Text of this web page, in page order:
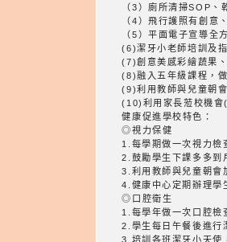
（3）廁所清掃SOP、
（4）飛行護照有創意
（5）平面電子宣導全
(6)潔牙小老師培訓及
(7)創意美感彩繪蔬果
(8)融入五年級課程，
(9)利用教師與兒童朝
(10)利用家長蒞校機會
健康促進學校特色：
◎視力保健
1.每學期做一次視力檢
2.鼓勵學生下課多多到
3.利用教師與兒童朝會
4.健康中心定期辦理學
◎口腔衛生
1.每學年做一次口腔檢
2.學生每日午餐後進行
3.培訓各班潔牙小天使